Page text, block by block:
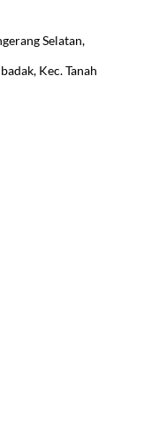
Selatan,
Kec. Tanah